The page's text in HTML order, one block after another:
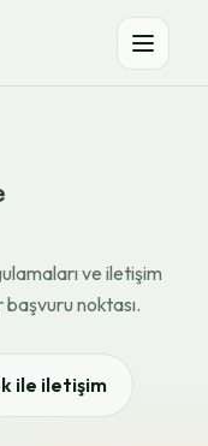
ve iletişim
noktası.
ile iletişim